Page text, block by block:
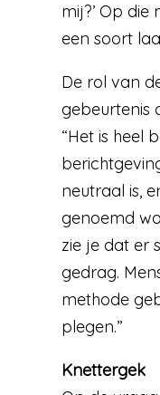
mij?’ Op
een soort
De rol van
gebeurtenis
“Het is heel
neutraal is,
genoemd
zie je dat er
gedrag.
methode
plegen.”
Knettergek